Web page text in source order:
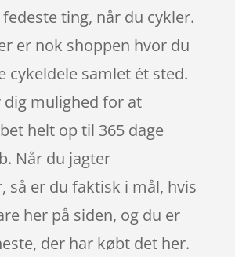
ting, når du cykler.
er nok shoppen hvor du
cykeldele samlet ét sted.
dig mulighed for at
helt op til 365 dage
Når du jagter
så er du faktisk i mål, hvis
her på siden, og du er
der har købt det her.